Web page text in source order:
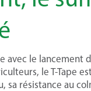
avec le lancement
le T-Tape
sa résistance au